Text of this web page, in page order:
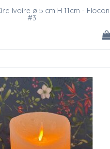
Ivoire ø 5 cm H 11cm - Flocon
#3